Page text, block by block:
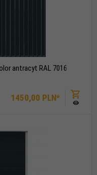
1450,00 PLN*
antracyt RAL 7016